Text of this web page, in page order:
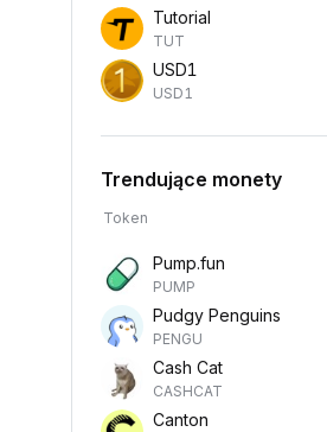
Tutorial
TUT
USD1
USD1
Trendujące monety
Token
Pump.fun
PUMP
Pudgy Penguins
PENGU
Cash Cat
CASHCAT
Canton